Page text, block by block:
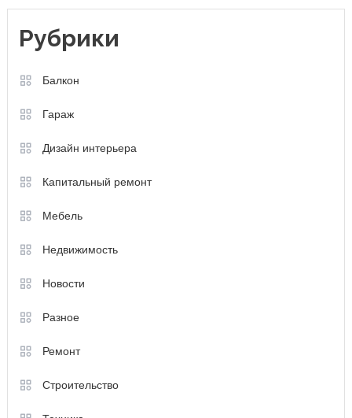
Рубрики
Балкон
Гараж
Дизайн интерьера
Капитальный ремонт
Мебель
Недвижимость
Новости
Разное
Ремонт
Строительство